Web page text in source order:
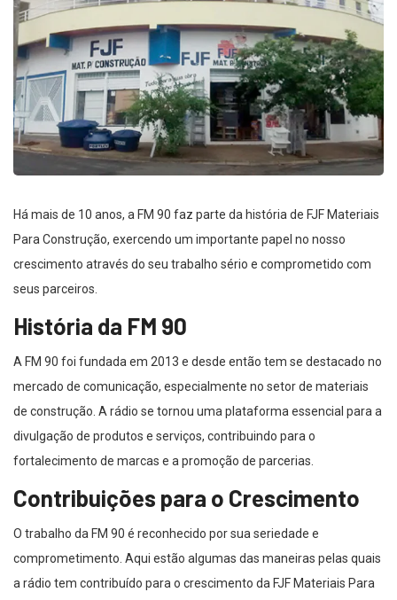
Há mais de 10 anos, a FM 90 faz parte da história de FJF Materiais
Para Construção, exercendo um importante papel no nosso
crescimento através do seu trabalho sério e comprometido com
seus parceiros.
História da FM 90
A FM 90 foi fundada em 2013 e desde então tem se destacado no
mercado de comunicação, especialmente no setor de materiais
de construção. A rádio se tornou uma plataforma essencial para a
divulgação de produtos e serviços, contribuindo para o
fortalecimento de marcas e a promoção de parcerias.
Contribuições para o Crescimento
O trabalho da FM 90 é reconhecido por sua seriedade e
comprometimento. Aqui estão algumas das maneiras pelas quais
a rádio tem contribuído para o crescimento da FJF Materiais Para